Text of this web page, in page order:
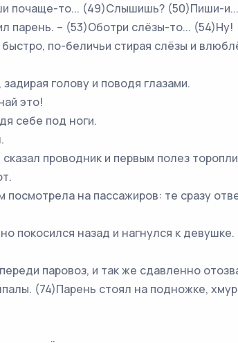
то... (49)Слышишь? (50)Пиши-и...
– (53)Оботри слёзы-то... (54)Ну!
по-беличьи стирая слёзы и
голову и поводя глазами.
это!
себе под ноги.
проводник и первым полез
на пассажиров: те сразу
назад и нагнулся к
паровоз, и так же сдавленно
(74)Парень стоял на подножке,